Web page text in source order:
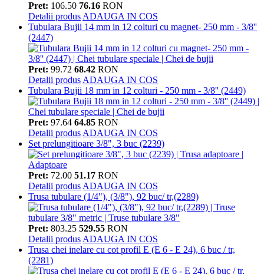
Pret: 106.50 76.16 RON
Detalii produs ADAUGA IN COS
Tubulara Bujii 14 mm in 12 colturi cu magnet- 250 mm - 3/8''
(2447)
Pret: 99.72 68.42 RON
Detalii produs ADAUGA IN COS
Tubulara Bujii 18 mm in 12 colturi - 250 mm - 3/8'' (2449)
Pret: 97.64 64.85 RON
Detalii produs ADAUGA IN COS
Set prelungitioare 3/8", 3 buc (2239)
Pret: 72.00 51.17 RON
Detalii produs ADAUGA IN COS
Trusa tubulare (1/4"), (3/8"), 92 buc/ tr,(2289)
Pret: 803.25 529.55 RON
Detalii produs ADAUGA IN COS
Trusa chei inelare cu cot profil E (E 6 - E 24), 6 buc / tr,
(2281)